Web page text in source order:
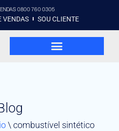
0800 760 0305
VENDAS SOU CLIENTE
\ combustível sintético